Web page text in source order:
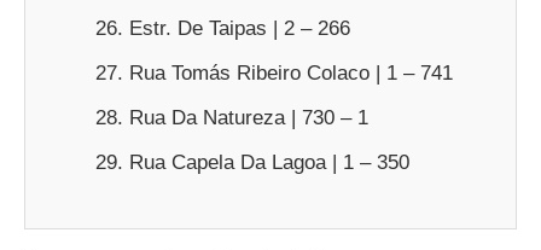
Estr. De Taipas | 2 – 266
Rua Tomás Ribeiro Colaco | 1 – 741
Rua Da Natureza | 730 – 1
Rua Capela Da Lagoa | 1 – 350